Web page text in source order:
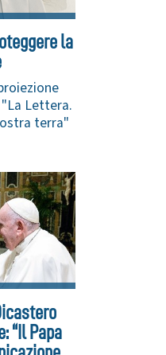
la
Lettera.
terra"
“Il Papa